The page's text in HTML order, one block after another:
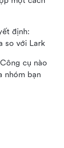
định:
so với Lark
cụ nào
nhóm bạn